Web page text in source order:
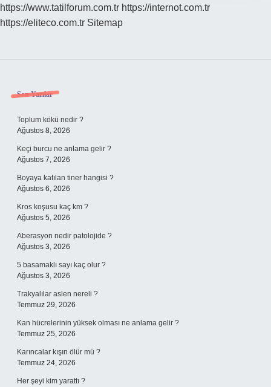
https://www.tatilforum.com.tr https://internot.com.tr
https://eliteco.com.tr Sitemap
Sidebar
Son Yazılar
Toplum kökü nedir ?
Ağustos 8, 2026
Keçi burcu ne anlama gelir ?
Ağustos 7, 2026
Boyaya katılan tiner hangisi ?
Ağustos 6, 2026
Kros koşusu kaç km ?
Ağustos 5, 2026
Aberasyon nedir patolojide ?
Ağustos 3, 2026
5 basamaklı sayı kaç olur ?
Ağustos 3, 2026
Trakyalılar aslen nereli ?
Temmuz 29, 2026
Kan hücrelerinin yüksek olması ne anlama gelir ?
Temmuz 25, 2026
Karıncalar kışın ölür mü ?
Temmuz 24, 2026
Her şeyi kim yarattı ?